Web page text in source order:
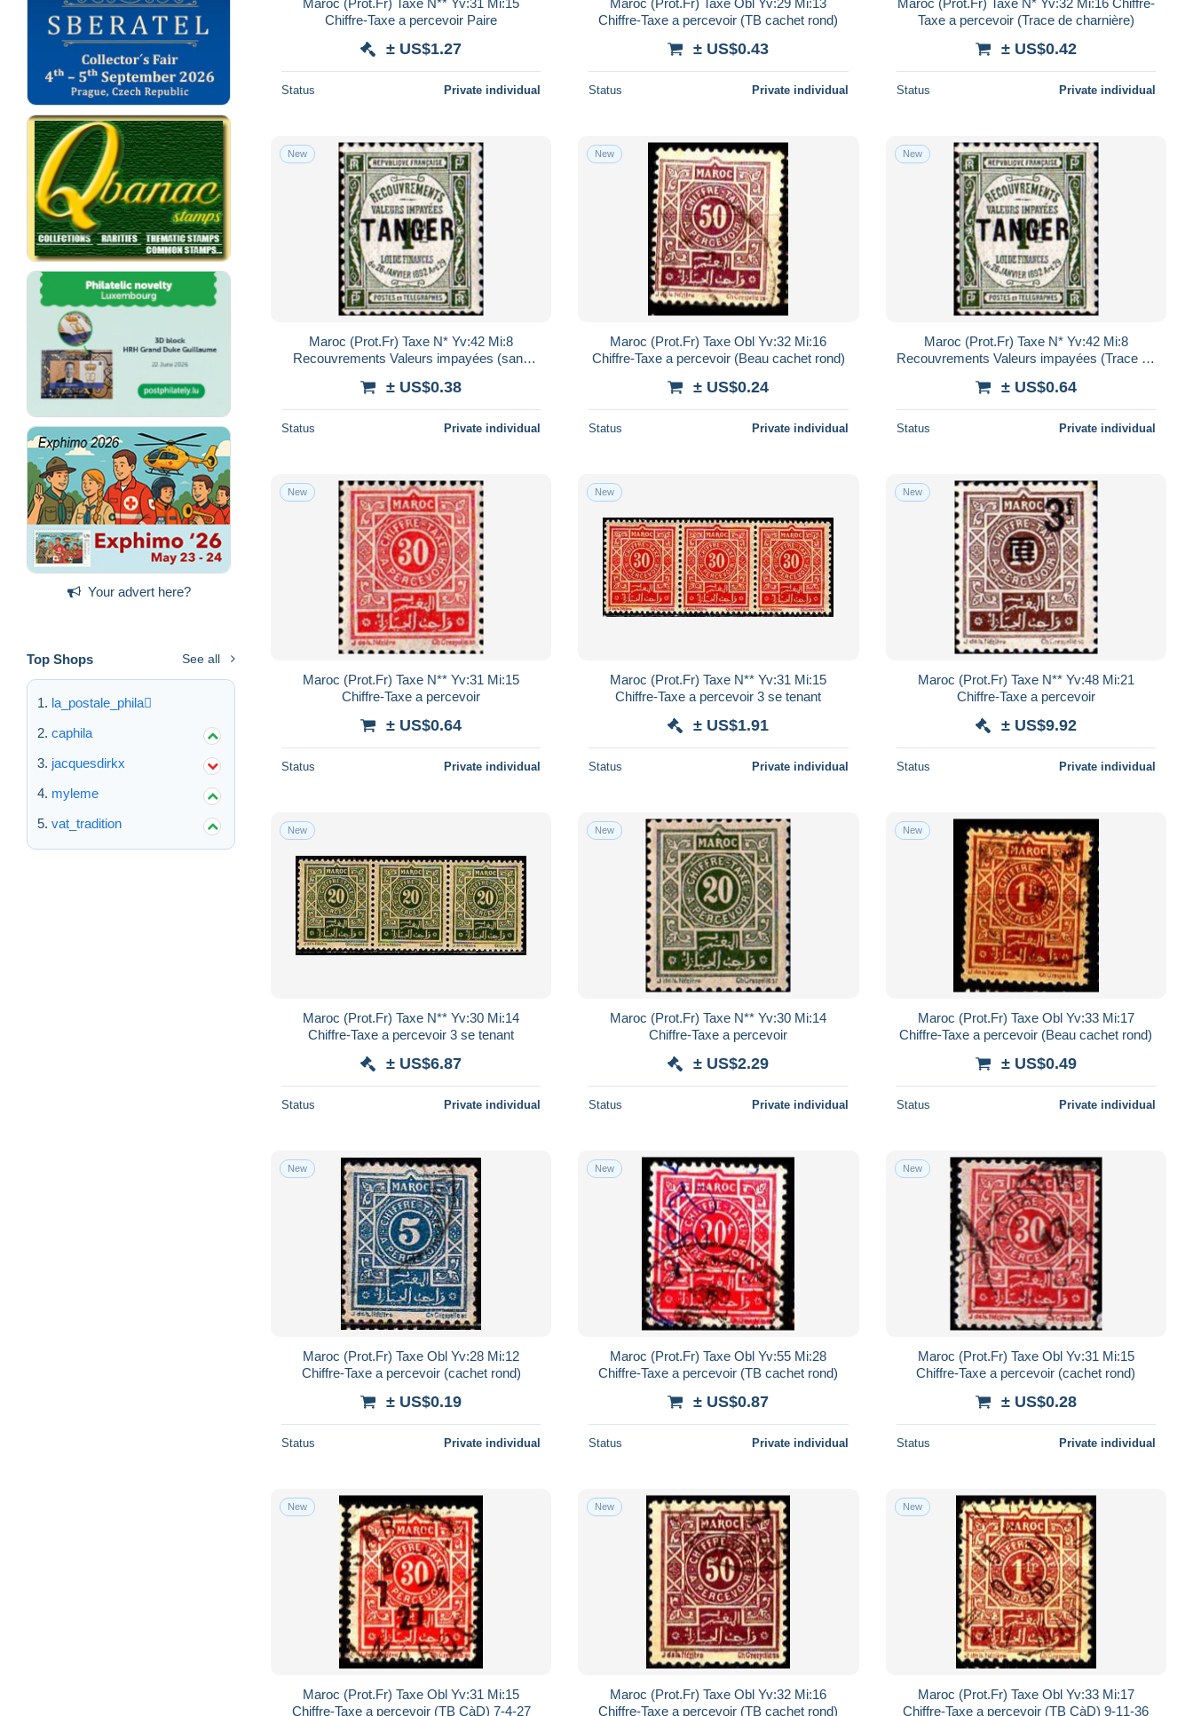
Your advert here?
Top Shops See all
la_postale_phila
caphila
jacquesdirkx
myleme
vat_tradition
Chiffre-Taxe a percevoir Paire
± US$1.27
Status Private individual
Chiffre-Taxe a percevoir (TB cachet rond)
± US$0.43
Status Private individual
Taxe a percevoir (Trace de charnière)
± US$0.42
Status Private individual
New
Maroc (Prot.Fr) Taxe N* Yv:42 Mi:8
Recouvrements Valeurs impayées (sans
± US$0.38
Status Private individual
New
Maroc (Prot.Fr) Taxe Obl Yv:32 Mi:16
Chiffre-Taxe a percevoir (Beau cachet rond)
± US$0.24
Status Private individual
New
Maroc (Prot.Fr) Taxe N* Yv:42 Mi:8
Recouvrements Valeurs impayées (Trace de
± US$0.64
Status Private individual
New
Maroc (Prot.Fr) Taxe N** Yv:31 Mi:15
Chiffre-Taxe a percevoir
± US$0.64
Status Private individual
New
Maroc (Prot.Fr) Taxe N** Yv:31 Mi:15
Chiffre-Taxe a percevoir 3 se tenant
± US$1.91
Status Private individual
New
Maroc (Prot.Fr) Taxe N** Yv:48 Mi:21
Chiffre-Taxe a percevoir
± US$9.92
Status Private individual
New
Maroc (Prot.Fr) Taxe N** Yv:30 Mi:14
Chiffre-Taxe a percevoir 3 se tenant
± US$6.87
Status Private individual
New
Maroc (Prot.Fr) Taxe N** Yv:30 Mi:14
Chiffre-Taxe a percevoir
± US$2.29
Status Private individual
New
Maroc (Prot.Fr) Taxe Obl Yv:33 Mi:17
Chiffre-Taxe a percevoir (Beau cachet rond)
± US$0.49
Status Private individual
New
Maroc (Prot.Fr) Taxe Obl Yv:28 Mi:12
Chiffre-Taxe a percevoir (cachet rond)
± US$0.19
Status Private individual
New
Maroc (Prot.Fr) Taxe Obl Yv:55 Mi:28
Chiffre-Taxe a percevoir (TB cachet rond)
± US$0.87
Status Private individual
New
Maroc (Prot.Fr) Taxe Obl Yv:31 Mi:15
Chiffre-Taxe a percevoir (cachet rond)
± US$0.28
Status Private individual
New
Maroc (Prot.Fr) Taxe Obl Yv:31 Mi:15
Chiffre-Taxe a percevoir (TB CàD) 7-4-27
New
Maroc (Prot.Fr) Taxe Obl Yv:32 Mi:16
Chiffre-Taxe a percevoir (TB cachet rond)
New
Maroc (Prot.Fr) Taxe Obl Yv:33 Mi:17
Chiffre-Taxe a percevoir (TB CàD) 9-11-36